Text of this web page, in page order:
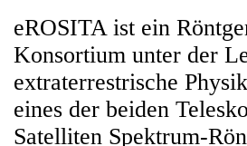
eROSITA ist ein
Konsortium unter der
extraterrestrische
eines der beiden
Satelliten Spektrum-